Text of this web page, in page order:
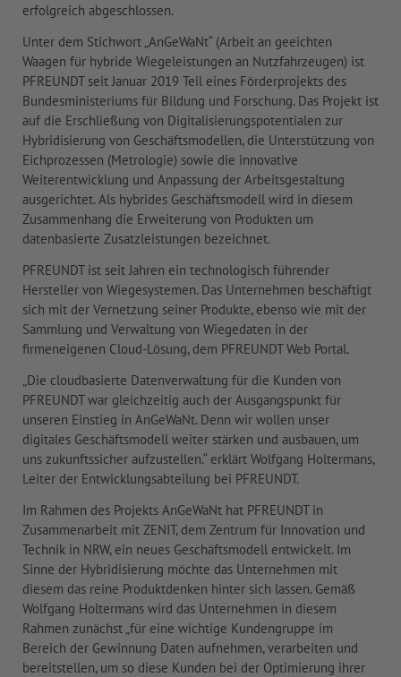
erfolgreich abgeschlossen.
Unter dem Stichwort „AnGeWaNt“ (Arbeit an geeichten
Waagen für hybride Wiegeleistungen an Nutzfahrzeugen) ist
PFREUNDT seit Januar 2019 Teil eines Förderprojekts des
Bundesministeriums für Bildung und Forschung. Das Projekt ist
auf die Erschließung von Digitalisierungspotentialen zur
Hybridisierung von Geschäftsmodellen, die Unterstützung von
Eichprozessen (Metrologie) sowie die innovative
Weiterentwicklung und Anpassung der Arbeitsgestaltung
ausgerichtet. Als hybrides Geschäftsmodell wird in diesem
Zusammenhang die Erweiterung von Produkten um
datenbasierte Zusatzleistungen bezeichnet.
PFREUNDT ist seit Jahren ein technologisch führender
Hersteller von Wiegesystemen. Das Unternehmen beschäftigt
sich mit der Vernetzung seiner Produkte, ebenso wie mit der
Sammlung und Verwaltung von Wiegedaten in der
firmeneigenen Cloud-Lösung, dem PFREUNDT Web Portal.
„Die cloudbasierte Datenverwaltung für die Kunden von
PFREUNDT war gleichzeitig auch der Ausgangspunkt für
unseren Einstieg in AnGeWaNt. Denn wir wollen unser
digitales Geschäftsmodell weiter stärken und ausbauen, um
uns zukunftssicher aufzustellen.“ erklärt Wolfgang Holtermans,
Leiter der Entwicklungsabteilung bei PFREUNDT.
Im Rahmen des Projekts AnGeWaNt hat PFREUNDT in
Zusammenarbeit mit ZENIT, dem Zentrum für Innovation und
Technik in NRW, ein neues Geschäftsmodell entwickelt. Im
Sinne der Hybridisierung möchte das Unternehmen mit
diesem das reine Produktdenken hinter sich lassen. Gemäß
Wolfgang Holtermans wird das Unternehmen in diesem
Rahmen zunächst „für eine wichtige Kundengruppe im
Bereich der Gewinnung Daten aufnehmen, verarbeiten und
bereitstellen, um so diese Kunden bei der Optimierung ihrer